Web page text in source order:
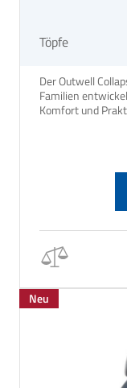
Töpfe
Der Outwell
Familien
Neu